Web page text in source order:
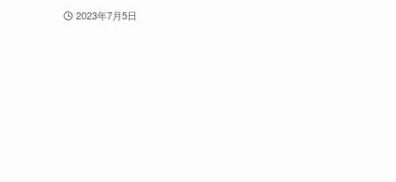
2023年7月5日